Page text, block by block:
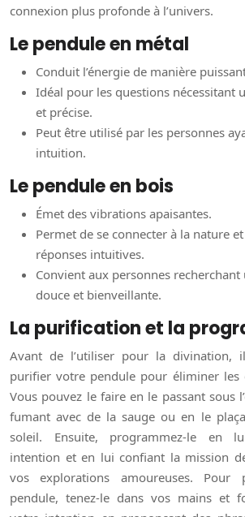
connexion plus profonde à l’univers.
Le pendule en métal
Conduit l’énergie de manière
Idéal pour les questions nécessitant
et précise.
Peut être utilisé par les personnes
intuition.
Le pendule en bois
Émet des vibrations apaisantes.
Permet de se connecter à la nature
réponses intuitives.
Convient aux personnes recherchant
douce et bienveillante.
La purification et la
Avant de l’utiliser pour la divination,
purifier votre pendule pour éliminer les
Vous pouvez le faire en le passant sous
fumant avec de la sauge ou en le
soleil. Ensuite, programmez-le en
intention et en lui confiant la mission
vos explorations amoureuses. Pour
pendule, tenez-le dans vos mains et